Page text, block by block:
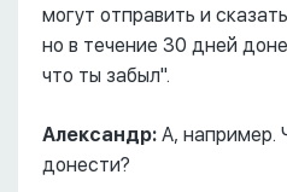
могут отправить и
но в течение 30 дней
что ты забыл".
Александр: А, например.
донести?